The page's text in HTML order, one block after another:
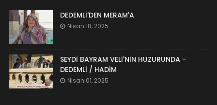
DEDEMLİ'DEN MERAM'A
Nisan 18, 2025
SEYDİ BAYRAM VELİ'NİN HUZURUNDA -
DEDEMLİ / HADİM
Nisan 01, 2025